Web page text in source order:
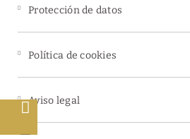
Protección de datos
Política de cookies
Aviso legal